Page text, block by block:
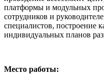
платформы и модульных
сотрудников и
специалистов, построение
индивидуальных планов
Место работы: